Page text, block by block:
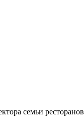
семьи ресторанов